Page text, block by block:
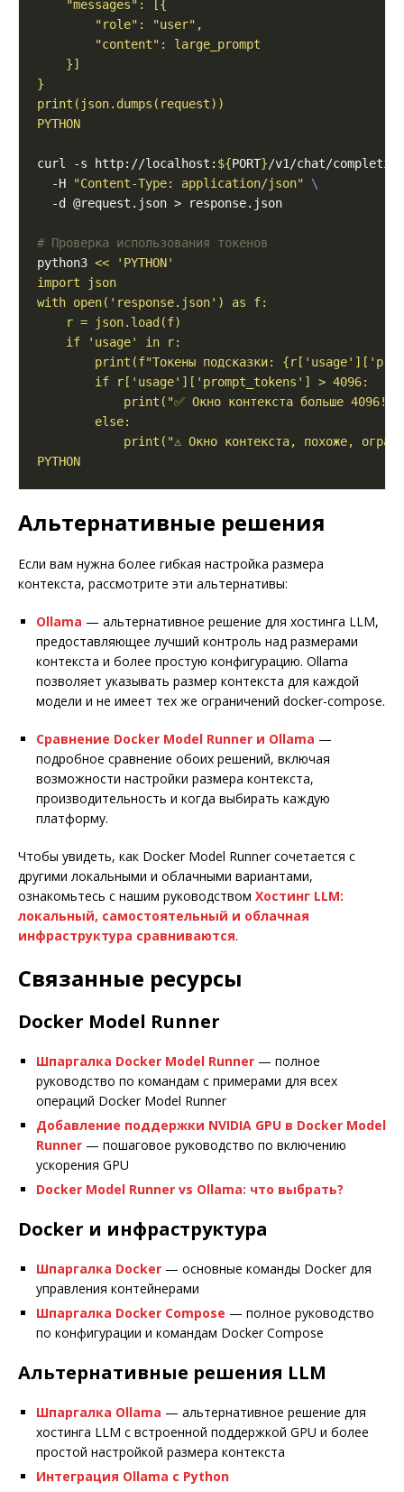
PYTHON
curl -s http://localhost: ${PORT}/v1/chat/
  -H
"Content-Type: application/json"
# Проверка использования токенов
python3
PYTHON
Альтернативные решения
Если вам нужна более гибкая настройка размера
контекста, рассмотрите эти альтернативы:
Ollama — альтернативное решение для хостинга LLM,
предоставляющее лучший контроль над размерами
контекста и более простую конфигурацию. Ollama
позволяет указывать размер контекста для каждой
модели и не имеет тех же ограничений docker-compose.
Сравнение Docker Model Runner и Ollama —
подробное сравнение обоих решений, включая
возможности настройки размера контекста,
производительность и когда выбирать каждую
платформу.
Чтобы увидеть, как Docker Model Runner сочетается с
другими локальными и облачными вариантами,
ознакомьтесь с нашим руководством Хостинг LLM:
локальный, самостоятельный и облачная
инфраструктура сравниваются.
Связанные ресурсы
Docker Model Runner
Шпаргалка Docker Model Runner — полное
руководство по командам с примерами для всех
операций Docker Model Runner
Добавление поддержки NVIDIA GPU в Docker Model
Runner — пошаговое руководство по включению
ускорения GPU
Docker Model Runner vs Ollama: что выбрать?
Docker и инфраструктура
Шпаргалка Docker — основные команды Docker для
управления контейнерами
Шпаргалка Docker Compose — полное руководство
по конфигурации и командам Docker Compose
Альтернативные решения LLM
Шпаргалка Ollama — альтернативное решение для
хостинга LLM с встроенной поддержкой GPU и более
простой настройкой размера контекста
Интеграция Ollama с Python